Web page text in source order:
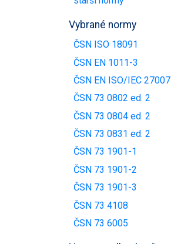
Vybrané normy
ČSN ISO 18091
ČSN EN 1011-3
ČSN EN ISO/IEC 27007
ČSN 73 0802 ed. 2
ČSN 73 0804 ed. 2
ČSN 73 0831 ed. 2
ČSN 73 1901-1
ČSN 73 1901-2
ČSN 73 1901-3
ČSN 73 4108
ČSN 73 6005